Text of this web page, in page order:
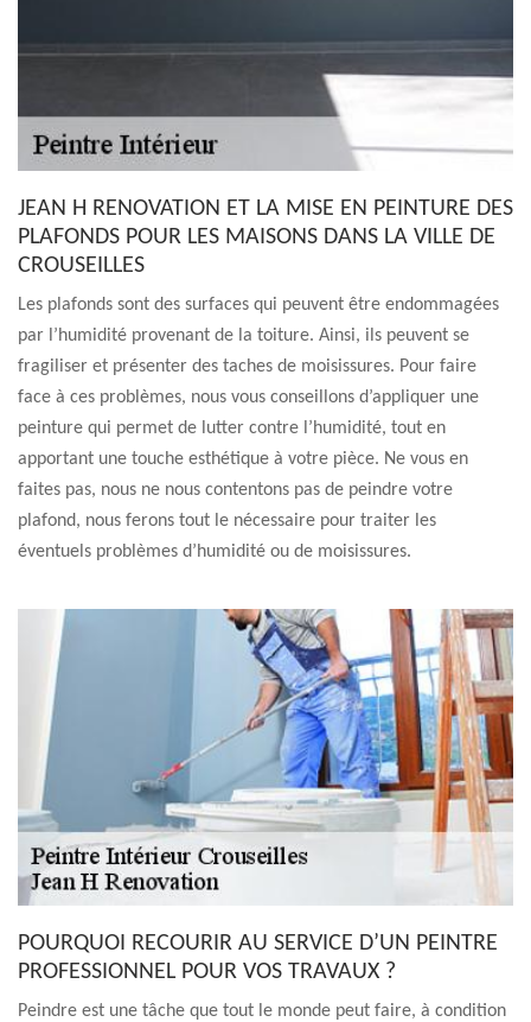
JEAN H RENOVATION ET LA MISE EN PEINTURE DES
PLAFONDS POUR LES MAISONS DANS LA VILLE DE
CROUSEILLES
Les plafonds sont des surfaces qui peuvent être endommagées
par l’humidité provenant de la toiture. Ainsi, ils peuvent se
fragiliser et présenter des taches de moisissures. Pour faire
face à ces problèmes, nous vous conseillons d’appliquer une
peinture qui permet de lutter contre l’humidité, tout en
apportant une touche esthétique à votre pièce. Ne vous en
faites pas, nous ne nous contentons pas de peindre votre
plafond, nous ferons tout le nécessaire pour traiter les
éventuels problèmes d’humidité ou de moisissures.
POURQUOI RECOURIR AU SERVICE D’UN PEINTRE
PROFESSIONNEL POUR VOS TRAVAUX ?
Peindre est une tâche que tout le monde peut faire, à condition